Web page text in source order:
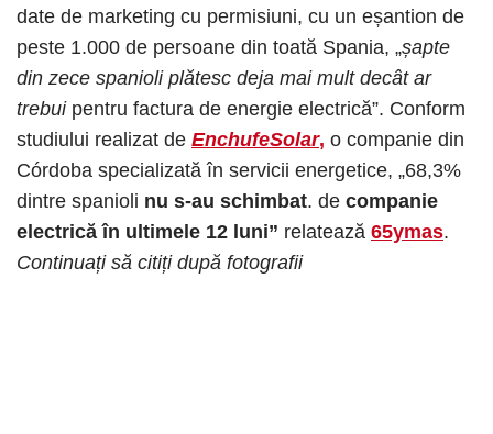
date de marketing cu permisiuni, cu un eșantion de
peste 1.000 de persoane din toată Spania, „șapte
din zece spanioli plătesc deja mai mult decât ar
trebui pentru factura de energie electrică”. Conform
studiului realizat de EnchufeSolar, o companie din
Córdoba specializată în servicii energetice, „68,3%
dintre spanioli nu s-au schimbat. de companie
electrică în ultimele 12 luni” relatează 65ymas.
Continuați să citiți după fotografii